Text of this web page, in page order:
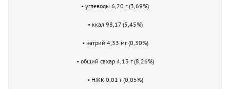
• углеводы 6,20 г (3,69%)
• ккал 98,17 (5,45%)
• натрий 4,33 мг (0,30%)
• общий сахар 4,13 г (8,26%)
• НЖК 0,01 г (0,05%)